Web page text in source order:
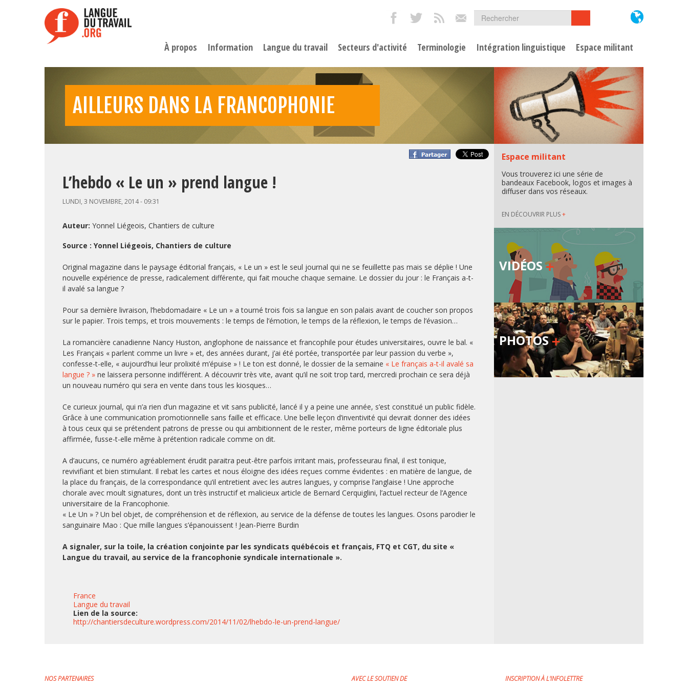
Formulaire
de
recherche
Rechercher
À propos Information Langue du travail Secteurs d'activité Terminologie Intégration linguistique Espace militant
AILLEURS DANS LA FRANCOPHONIE
L’hebdo « Le un » prend langue !
LUNDI, 3 NOVEMBRE, 2014 - 09:31
Auteur: Yonnel Liégeois, Chantiers de culture
Source : Yonnel Liégeois, Chantiers de culture
Original magazine dans le paysage éditorial français, « Le un » est le seul journal qui ne se feuillette pas mais se déplie ! Une
nouvelle expérience de presse, radicalement différente, qui fait mouche chaque semaine. Le dossier du jour : le Français a-t-
il avalé sa langue ?
Pour sa dernière livraison, l’hebdomadaire « Le un » a tourné trois fois sa langue en son palais avant de coucher son propos
sur le papier. Trois temps, et trois mouvements : le temps de l’émotion, le temps de la réflexion, le temps de l’évasion…
La romancière canadienne Nancy Huston, anglophone de naissance et francophile pour études universitaires, ouvre le bal. «
Les Français « parlent comme un livre » et, des années durant, j’ai été portée, transportée par leur passion du verbe »,
confesse-t-elle, « aujourd’hui leur prolixité m’épuise » ! Le ton est donné, le dossier de la semaine « Le français a-t-il avalé sa
langue ? » ne laissera personne indifférent. A découvrir très vite, avant qu’il ne soit trop tard, mercredi prochain ce sera déjà
un nouveau numéro qui sera en vente dans tous les kiosques…
Ce curieux journal, qui n’a rien d’un magazine et vit sans publicité, lancé il y a peine une année, s’est constitué un public fidèle.
Grâce à une communication promotionnelle sans faille et efficace. Une belle leçon d’inventivité qui devrait donner des idées
à tous ceux qui se prétendent patrons de presse ou qui ambitionnent de le rester, même porteurs de ligne éditoriale plus
affirmée, fusse-t-elle même à prétention radicale comme on dit.
A d’aucuns, ce numéro agréablement érudit paraitra peut-être parfois irritant mais, professeurau final, il est tonique,
revivifiant et bien stimulant. Il rebat les cartes et nous éloigne des idées reçues comme évidentes : en matière de langue, de
la place du français, de la correspondance qu’il entretient avec les autres langues, y comprise l’anglaise ! Une approche
chorale avec moult signatures, dont un très instructif et malicieux article de Bernard Cerquiglini, l’actuel recteur de l’Agence
universitaire de la Francophonie.
« Le Un » ? Un bel objet, de compréhension et de réflexion, au service de la défense de toutes les langues. Osons parodier le
sanguinaire Mao : Que mille langues s’épanouissent ! Jean-Pierre Burdin
A signaler, sur la toile, la création conjointe par les syndicats québécois et français, FTQ et CGT, du site «
Langue du travail, au service de la francophonie syndicale internationale ».
France
Langue du travail
Lien de la source:
http://chantiersdeculture.wordpress.com/2014/11/02/lhebdo-le-un-prend-langue/
Espace militant
Vous trouverez ici une série de
bandeaux Facebook, logos et images à
diffuser dans vos réseaux.
EN DÉCOUVRIR PLUS+
VIDÉOS
PHOTOS
NOS PARTENAIRES AVEC LE SOUTIEN DE INSCRIPTION À L'INFOLETTRE